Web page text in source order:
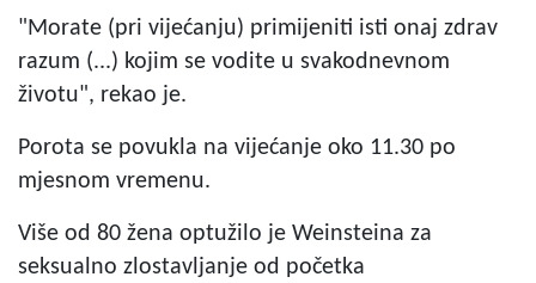
"Morate (pri vijećanju) primijeniti isti onaj zdrav
razum (...) kojim se vodite u svakodnevnom
životu", rekao je.
Porota se povukla na vijećanje oko 11.30 po
mjesnom vremenu.
Više od 80 žena optužilo je Weinsteina za
seksualno zlostavljanje od početka